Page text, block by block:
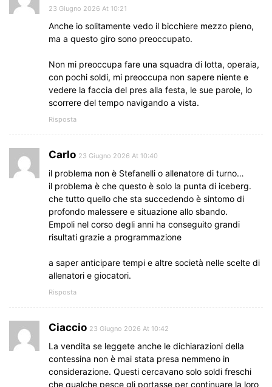
23 Giugno 2026 At 10:21
Anche io solitamente vedo il bicchiere mezzo pieno,
ma a questo giro sono preoccupato.
Non mi preoccupa fare una squadra di lotta, operaia,
con pochi soldi, mi preoccupa non sapere niente e
vedere la faccia del pres alla festa, le sue parole, lo
scorrere del tempo navigando a vista.
Risposta
Carlo 23 Giugno 2026 At 10:40
il problema non è Stefanelli o allenatore di turno…
il problema è che questo è solo la punta di iceberg.
che tutto quello che sta succedendo è sintomo di
profondo malessere e situazione allo sbando.
Empoli nel corso degli anni ha conseguito grandi
risultati grazie a programmazione
a saper anticipare tempi e altre società nelle scelte di
allenatori e giocatori.
Risposta
Ciaccio 23 Giugno 2026 At 10:42
La vendita se leggete anche le dichiarazioni della
contessina non è mai stata presa nemmeno in
considerazione. Questi cercavano solo soldi freschi
che qualche pesce gli portasse per continuare la loro